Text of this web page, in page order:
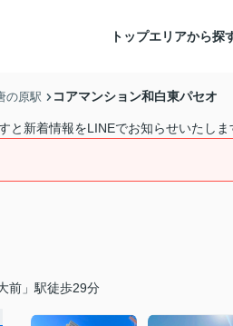
トップエリアから探
の原駅 コアマンション和白東パセオ
と新着情報をLINEでお知らせいたしま
前」駅徒歩29分